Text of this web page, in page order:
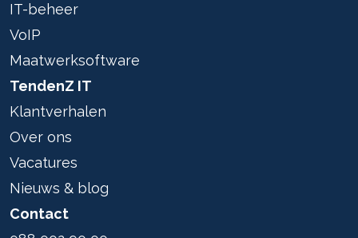
IT-beheer
VoIP
Maatwerksoftware
TendenZ IT
Klantverhalen
Over ons
Vacatures
Nieuws & blog
Contact